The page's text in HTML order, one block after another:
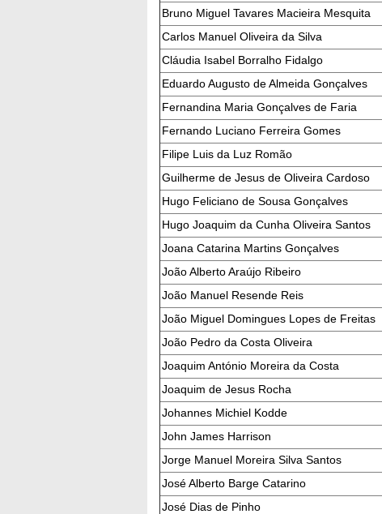
Bruno Miguel Tavares Macieira Mesquita
Carlos Manuel Oliveira da Silva
Cláudia Isabel Borralho Fidalgo
Eduardo Augusto de Almeida Gonçalves
Fernandina Maria Gonçalves de Faria
Fernando Luciano Ferreira Gomes
Filipe Luis da Luz Romão
Guilherme de Jesus de Oliveira Cardoso
Hugo Feliciano de Sousa Gonçalves
Hugo Joaquim da Cunha Oliveira Santos
Joana Catarina Martins Gonçalves
João Alberto Araújo Ribeiro
João Manuel Resende Reis
João Miguel Domingues Lopes de Freitas
João Pedro da Costa Oliveira
Joaquim António Moreira da Costa
Joaquim de Jesus Rocha
Johannes Michiel Kodde
John James Harrison
Jorge Manuel Moreira Silva Santos
José Alberto Barge Catarino
José Dias de Pinho